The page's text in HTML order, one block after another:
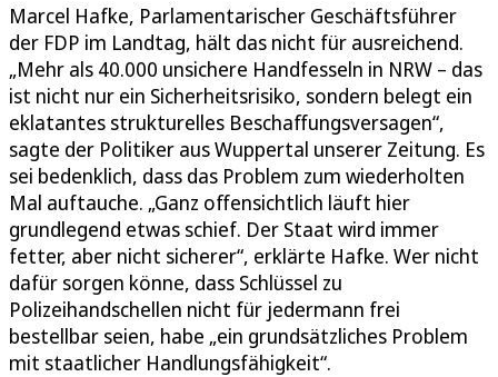
Marcel Hafke, Parlamentarischer Geschäftsführer
der FDP im Landtag, hält das nicht für ausreichend.
„Mehr als 40.000 unsichere Handfesseln in NRW – das
ist nicht nur ein Sicherheitsrisiko, sondern belegt ein
eklatantes strukturelles Beschaffungsversagen“,
sagte der Politiker aus Wuppertal unserer Zeitung. Es
sei bedenklich, dass das Problem zum wiederholten
Mal auftauche. „Ganz offensichtlich läuft hier
grundlegend etwas schief. Der Staat wird immer
fetter, aber nicht sicherer“, erklärte Hafke. Wer nicht
dafür sorgen könne, dass Schlüssel zu
Polizeihandschellen nicht für jedermann frei
bestellbar seien, habe „ein grundsätzliches Problem
mit staatlicher Handlungsfähigkeit“.